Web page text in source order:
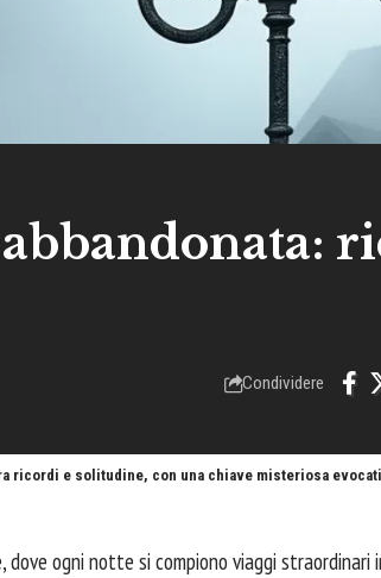
Condividere
ricordi e solitudine, con una chiave misteriosa
ogni notte si compiono viaggi straordinari